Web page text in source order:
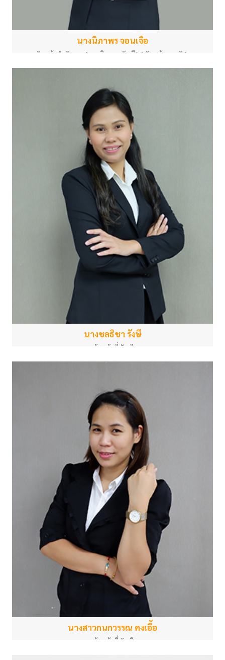
นางนิภาพร จอนเจือ
หัวหน้าสำนักงาน (การเงินและบัญชี) / หัวหน้างานพัสดุ
nipaporn.b@psu.ac.th
นางชลธิชา รังษี
เจ้าหน้าที่บัญชี
นางสาวกนกวรรณ คงเอื้อ
เจ้าหน้าที่บัญชี